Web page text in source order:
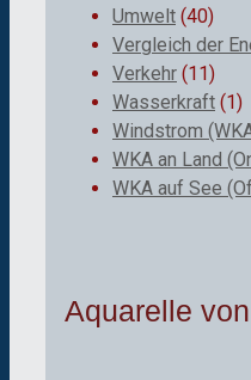
Umwelt (40)
Vergleich der
Verkehr (11)
Wasserkraft (1)
Windstrom
WKA an Land
WKA auf See
Aquarelle